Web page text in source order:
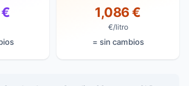
1,086 €
€/litro
= sin cambios